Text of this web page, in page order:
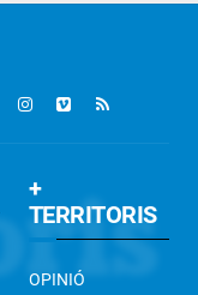
+
TERRITORIS
OPINIÓ